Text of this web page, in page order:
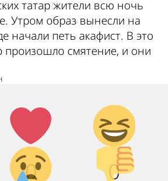
татар жители всю ночь
Утром образ вынесли на
начали петь акафист. В это
произошло смятение, и они
Лайк!
0
Дикий
смех!
0
Грусть :
(
Палец
вниз!